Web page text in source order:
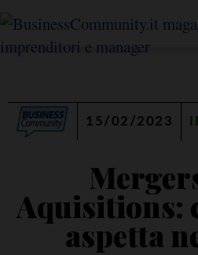
15/02/2023
Aquisitions:
aspetta